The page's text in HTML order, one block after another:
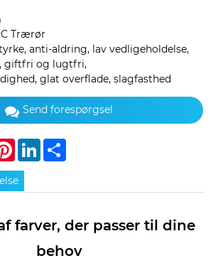
Trærør
anti-aldring, lav vedligeholdelse,
giftfri og lugtfri,
glat overflade, slagfasthed
Send forespørgsel
PinterestLinkedIn
farver, der passer til dine
behov